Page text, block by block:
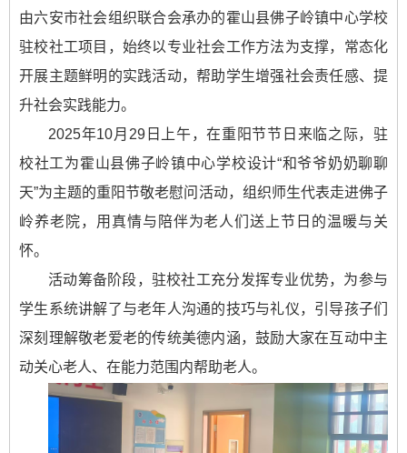
由六安市社会组织联合会承办的霍山县佛子岭镇中心学校
驻校社工项目，始终以专业社会工作方法为支撑，常态化
开展主题鲜明的实践活动，帮助学生增强社会责任感、提
升社会实践能力。
2025年10月29日上午，在重阳节节日来临之际，驻
校社工为霍山县佛子岭镇中心学校设计“和爷爷奶奶聊聊
天”为主题的重阳节敬老慰问活动，组织师生代表走进佛子
岭养老院，用真情与陪伴为老人们送上节日的温暖与关
怀。
活动筹备阶段，驻校社工充分发挥专业优势，为参与
学生系统讲解了与老年人沟通的技巧与礼仪，引导孩子们
深刻理解敬老爱老的传统美德内涵，鼓励大家在互动中主
动关心老人、在能力范围内帮助老人。